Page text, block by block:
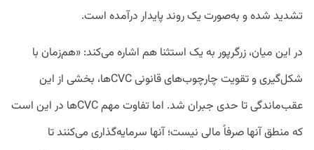
تشدید شده و به‌صورت یک روند پایدار درآمده است.
در این میان، زرگرپور به یک استثنا هم اشاره می‌کند: «هم‌زمان با
شکل‌گیری و تقویت چارچوب‌های قانونی CVCها، بخشی از این
عقب‌ماندگی تا حدی جبران شد. اما تفاوت مهم CVCها در این است
که منطق آنها صرفاً مالی نیست؛ آنها سرمایه‌گذاری می‌کنند تا